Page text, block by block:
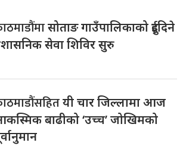
सोताङ गाउँपालिकाको दुईदिने
सेवा शिविर सुरु
यी चार जिल्लामा आज
बाढीको ‘उच्च’ जोखिमको